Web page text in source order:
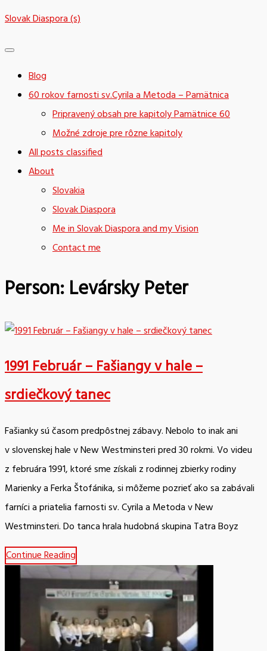
Skip
content
Slovak Diaspora (s)
Blog
60 rokov farnosti sv.Cyrila a Metoda – Pamätnica
Pripravený obsah pre kapitoly Pamätnice 60
Možné zdroje pre rôzne kapitoly
All posts classified
About
Slovakia
Slovak Diaspora
Me in Slovak Diaspora and my Vision
Contact me
Person:Levársky Peter
1991 Február – Fašiangy v hale –
srdiečkový tanec
Fašianky sú časom predpôstnej zábavy. Nebolo to inak ani
v slovenskej hale v New Westminsteri pred 30 rokmi. Vo videu
z februára 1991, ktoré sme získali z rodinnej zbierky rodiny
Marienky a Ferka Štofánika, si môžeme pozrieť ako sa zabávali
farníci a priatelia farnosti sv. Cyrila a Metoda v New
Westminsteri. Do tanca hrala hudobná skupina Tatra Boyz
Continue Reading